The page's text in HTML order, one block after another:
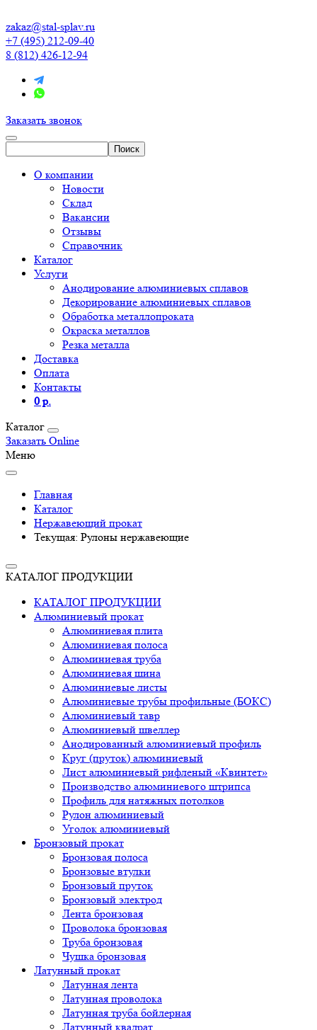
zakaz@stal-splav.ru
+7 (495) 212-09-40
8 (812) 426-12-94
Заказать звонок
О компании
Новости
Склад
Вакансии
Отзывы
Справочник
Каталог
Услуги
Анодирование алюминиевых сплавов
Декорирование алюминиевых сплавов
Обработка металлопроката
Окраска металлов
Резка металла
Доставка
Оплата
Контакты
0 р.
Каталог
Заказать Online
Меню
Главная
Каталог
Нержавеющий прокат
Текущая: Рулоны нержавеющие
КАТАЛОГ ПРОДУКЦИИ
КАТАЛОГ ПРОДУКЦИИ
Алюминиевый прокат
Алюминиевая плита
Алюминиевая полоса
Алюминиевая труба
Алюминиевая шина
Алюминиевые листы
Алюминиевые трубы профильные (БОКС)
Алюминиевый тавр
Алюминиевый швеллер
Анодированный алюминиевый профиль
Круг (пруток) алюминиевый
Лист алюминиевый рифленый «Квинтет»
Производство алюминиевого штрипса
Профиль для натяжных потолков
Рулон алюминиевый
Уголок алюминиевый
Бронзовый прокат
Бронзовая полоса
Бронзовые втулки
Бронзовый пруток
Бронзовый электрод
Лента бронзовая
Проволока бронзовая
Труба бронзовая
Чушка бронзовая
Латунный прокат
Латунная лента
Латунная проволока
Латунная труба бойлерная
Латунный квадрат